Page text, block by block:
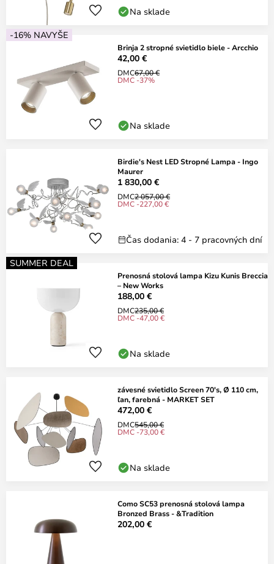
Na sklade
-16% NAVYŠE
Brinja 2 stropné svietidlo biele - Arcchio
42,00 €
DMC67,00 €
DMC -37%
Na sklade
Birdie's Nest LED Stropné Lampa - Ingo
Maurer
1 830,00 €
DMC2 057,00 €
DMC -227,00 €
Čas dodania: 4 - 7 pracovných dní
SUMMER DEAL
Prenosná stolová lampa Kizu Kunis Breccia
– New Works
188,00 €
DMC235,00 €
DMC -47,00 €
Na sklade
závesné svietidlo Screen 70's, Ø 110 cm,
ľan, farebná - MARKET SET
472,00 €
DMC545,00 €
DMC -73,00 €
Na sklade
Como SC53 prenosná stolová lampa
Bronzed Brass - &Tradition
202,00 €